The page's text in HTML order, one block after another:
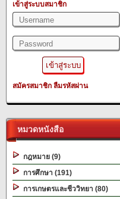
เข้าสู่ระบบสมาชิก
สมัครสมาชิก ลืมรหัสผ่าน
หมวดหนังสือ
กฎหมาย (9)
การศึกษา (191)
การเกษตรและชีววิทยา (80)